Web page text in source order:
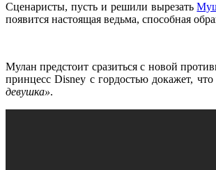
Сценаристы, пусть и решили вырезать
появится настоящая ведьма, способная
Мулан предстоит сразиться с новой
принцесс Disney с гордостью докажет,
девушка».